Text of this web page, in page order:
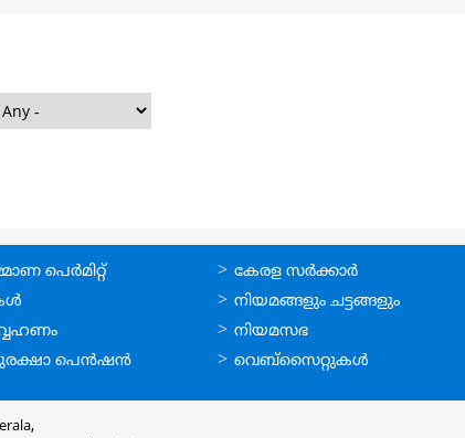
പെര്‍മിറ്റ്‌
പെന്‍ഷന്‍
ഉപയോഗപ്രദമായ
കണ്ണികള്‍
കേരള സര്‍ക്കാര്‍
നിയമങ്ങളും ചട്ടങ്ങളും
നിയമസഭ
വെബ്സൈറ്റുകള്‍